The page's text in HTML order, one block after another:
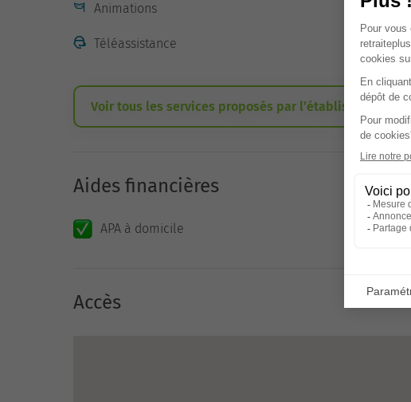
Animations
Téléassistance
Voir tous les services proposés par l’établissement
Aides financières
APA à domicile
Accès